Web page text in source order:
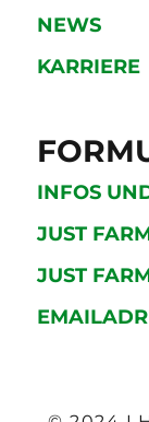
NEWS
KARRIERE
INFOS
JUST
JUST